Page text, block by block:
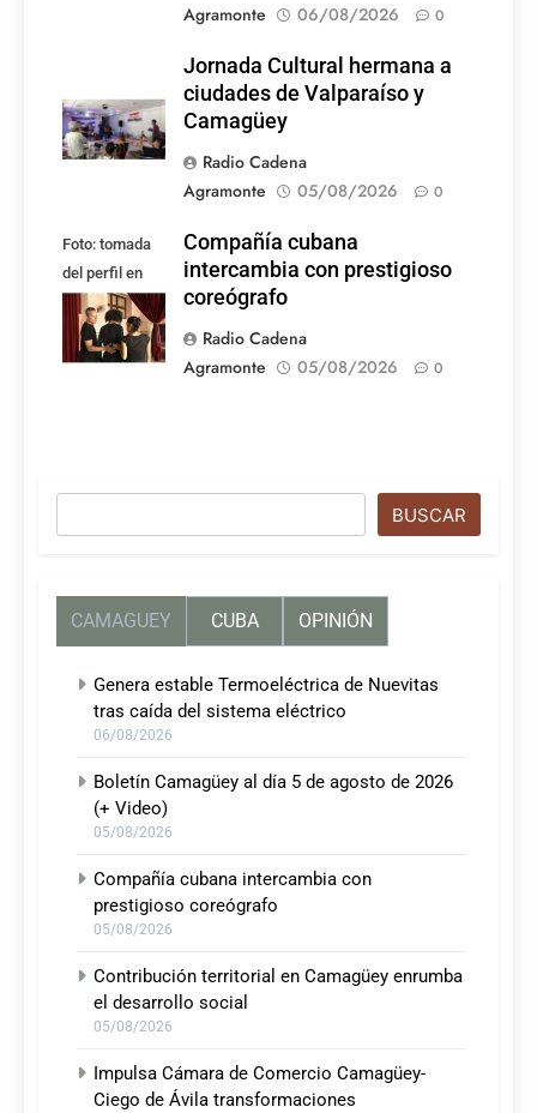
Agramonte
06/08/2026 0
Jornada Cultural hermana a
ciudades de Valparaíso y
Camagüey
Radio Cadena
Agramonte
05/08/2026 0
Foto: tomada
del perfil en
Facebook de la
compañía
Compañía cubana
intercambia con prestigioso
coreógrafo
Radio Cadena
Agramonte
05/08/2026 0
BUSCAR
CAMAGUEY CUBA OPINIÓN
Genera estable Termoeléctrica de Nuevitas
tras caída del sistema eléctrico
06/08/2026
Boletín Camagüey al día 5 de agosto de 2026
(+ Video)
05/08/2026
Compañía cubana intercambia con
prestigioso coreógrafo
05/08/2026
Contribución territorial en Camagüey enrumba
el desarrollo social
05/08/2026
Impulsa Cámara de Comercio Camagüey-
Ciego de Ávila transformaciones